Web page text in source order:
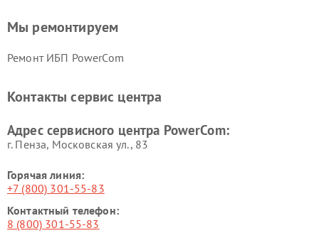
Мы ремонтируем
Ремонт ИБП PowerCom
Контакты сервис центра
Адрес сервисного центра PowerCom:
г. Пенза, Московская ул., 83
Горячая линия:
+7 (800) 301-55-83
Контактный телефон:
8 (800) 301-55-83